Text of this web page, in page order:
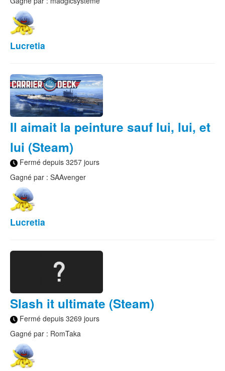
Lucretia
Il aimait la peinture sauf lui, lui, et
lui (Steam)
Fermé depuis 3257 jours
Gagné par : SAAvenger
Lucretia
Slash it ultimate (Steam)
Fermé depuis 3269 jours
Gagné par : RomTaka